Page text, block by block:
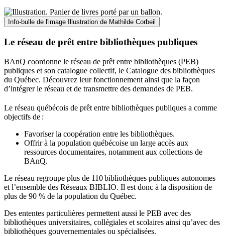
Info-bulle de l'image Illustration de Mathilde Corbeil
Le réseau de prêt entre bibliothèques publiques
BAnQ coordonne le réseau de prêt entre bibliothèques (PEB)
publiques et son catalogue collectif, le Catalogue des bibliothèques
du Québec. Découvrez leur fonctionnement ainsi que la façon
d’intégrer le réseau et de transmettre des demandes de PEB.
Le réseau québécois de prêt entre bibliothèques publiques a comme
objectifs de :
Favoriser la coopération entre les bibliothèques.
Offrir à la population québécoise un large accès aux
ressources documentaires, notamment aux collections de
BAnQ.
Le réseau regroupe plus de 110bibliothèques publiques autonomes
et l’ensemble des Réseaux BIBLIO. Il est donc à la disposition de
plus de 90 % de la population du Québec.
Des ententes particulières permettent aussi le PEB avec des
bibliothèques universitaires, collégiales et scolaires ainsi qu’avec des
bibliothèques gouvernementales ou spécialisées.